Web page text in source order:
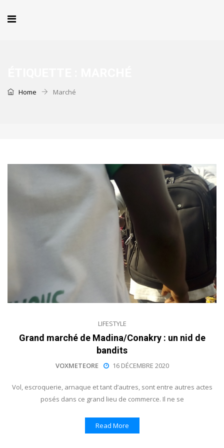
Home Marché
LIFESTYLE
Grand marché de Madina/Conakry : un nid de
bandits
VOXMETEORE 16 DÉCEMBRE 2020
Vol, escroquerie, arnaque et tant d’autres, sont entre autres actes
posés dans ce grand lieu de commerce. Il ne se
Read More